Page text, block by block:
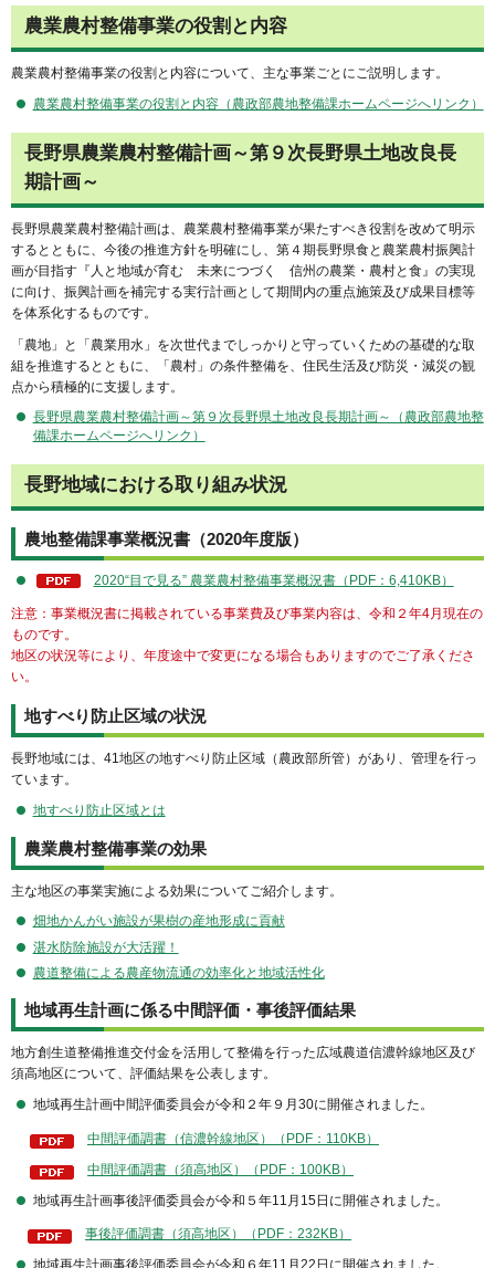
農業農村整備事業の役割と内容
農業農村整備事業の役割と内容について、主な事業ごとにご説明します。
農業農村整備事業の役割と内容（農政部農地整備課ホームページへリンク）
長野県農業農村整備計画～第９次長野県土地改良長
期計画～
長野県農業農村整備計画は、農業農村整備事業が果たすべき役割を改めて明示
するとともに、今後の推進方針を明確にし、第４期長野県食と農業農村振興計
画が目指す『人と地域が育む 未来につづく 信州の農業・農村と食』の実現
に向け、振興計画を補完する実行計画として期間内の重点施策及び成果目標等
を体系化するものです。
「農地」と「農業用水」を次世代までしっかりと守っていくための基礎的な取
組を推進するとともに、「農村」の条件整備を、住民生活及び防災・減災の観
点から積極的に支援します。
長野県農業農村整備計画～第９次長野県土地改良長期計画～（農政部農地整
備課ホームページへリンク）
長野地域における取り組み状況
農地整備課事業概況書（2020年度版）
2020“目で見る” 農業農村整備事業概況書（PDF：6,410KB）
注意：事業概況書に掲載されている事業費及び事業内容は、令和２年4月現在の
ものです。
地区の状況等により、年度途中で変更になる場合もありますのでご了承くださ
い。
地すべり防止区域の状況
長野地域には、41地区の地すべり防止区域（農政部所管）があり、管理を行っ
ています。
地すべり防止区域とは
農業農村整備事業の効果
主な地区の事業実施による効果についてご紹介します。
畑地かんがい施設が果樹の産地形成に貢献
湛水防除施設が大活躍！
農道整備による農産物流通の効率化と地域活性化
地域再生計画に係る中間評価・事後評価結果
地方創生道整備推進交付金を活用して整備を行った広域農道信濃幹線地区及び
須高地区について、評価結果を公表します。
地域再生計画中間評価委員会が令和２年９月30に開催されました。
中間評価調書（信濃幹線地区）（PDF：110KB）
中間評価調書（須高地区）（PDF：100KB）
地域再生計画事後評価委員会が令和５年11月15日に開催されました。
事後評価調書（須高地区）（PDF：232KB）
地域再生計画事後評価委員会が令和６年11月22日に開催されました。